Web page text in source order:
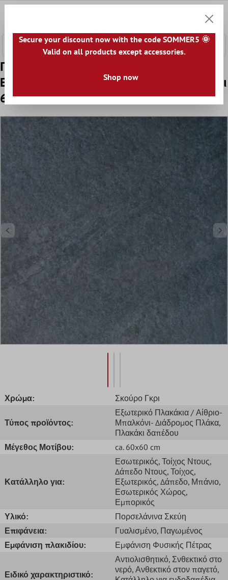
Πρότυπο Πλάκες Εράντας Stoneway
Eμφάνιση Φυσικής Πέτρας Σκούρο Γκρι
60x60cm
Χρώμα: Σκούρο Γκρι
Τύπος προϊόντος:
Εξωτερικό Πλακάκια / Αίθριο-
Μπαλκόνι- Διάδρομος Πλάκα,
Πλακάκι δαπέδου
Μέγεθος Μοτίβου:
ca. 60x60 cm
Κατάλληλο για:
Εσωτερικός, Τοίχος Ντους,
Δάπεδο Ντους, Τοίχος,
Εξωτερικός, Δάπεδο, Μπάνιο,
Εσωτερικός Χώρος,
Εμπορικός
Υλικό:
Πορσελάνινα Σκεύη
Επιφάνεια:
Γυαλισμένο, Παγωμένος
Εμφάνιση πλακιδίου:
Εμφάνιση Φυσικής Πέτρας
Ειδικό χαρακτηριστικό:
Αντιολισθητικό, Σνθεκτικό στο
νερό, Ανθεκτικό στον παγετό,
Secure your discount now with the code SOMMER5 🌞
Valid on all products except accessories.
Shop now